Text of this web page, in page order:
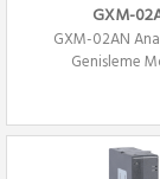
GXM-
GXM-02AN
Genişleme